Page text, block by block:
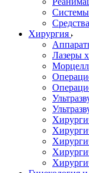
Системы
Хирургия
Лазеры